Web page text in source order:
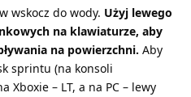
wskocz do wody. Użyj lewego
na klawiaturze, aby
na powierzchni. Aby
sprintu (na konsoli
Xboxie – LT, a na PC – lewy